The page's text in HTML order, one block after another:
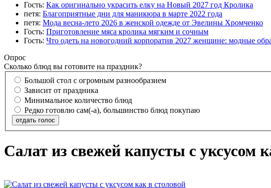
Гость: Как оригинально украсить елку на Новый 2027 год Кролика
петя: Благоприятные дни для маникюра в марте 2022 года
петя: Мода весна-лето 2026 в женской одежде от Эвелины Хромченко
Гость: Приготовление мяса кролика мягким и сочным
Гость: Что одеть на новогодний корпоратив 2027 женщине: модные
Опрос
Сколько блюд вы готовите на праздник?
Большой стол с огромным разнообразием
Зависит от праздника
Минимальное количество блюд
Редко готовлю сам(-а), большинство блюд покупаю
отдать голос
Салат из свежей капусты с уксусом